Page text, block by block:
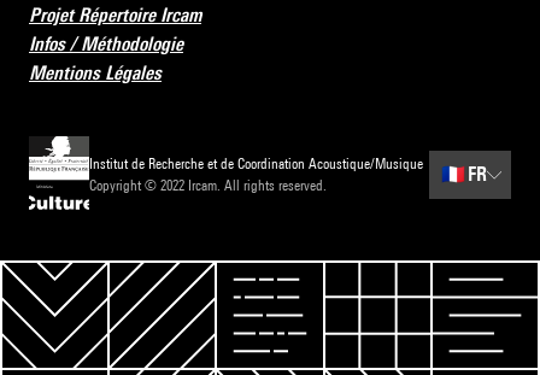
Projet Répertoire Ircam
Infos / Méthodologie
Mentions Légales
Institut de Recherche et de Coordination Acoustique/Musique
Copyright © 2022 Ircam. All rights reserved.
🇫🇷 FR